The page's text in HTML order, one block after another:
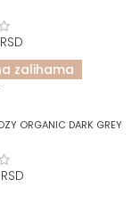
RSD
zalihama
ORGANIC DARK GREY
RSD